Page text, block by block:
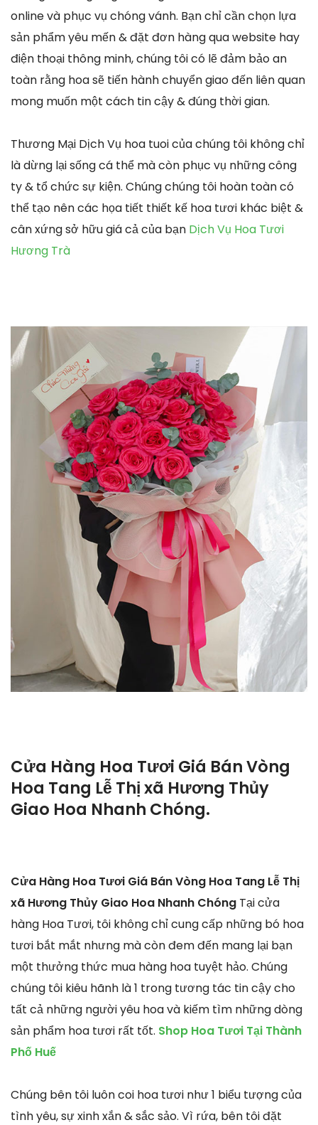
online và phục vụ chóng vánh. Bạn chỉ cần chọn lựa
sản phẩm yêu mến & đặt đơn hàng qua website hay
điện thoại thông minh, chúng tôi có lẽ đảm bảo an
toàn rằng hoa sẽ tiến hành chuyển giao đến liên quan
mong muốn một cách tin cậy & đúng thời gian.
Thương Mại Dịch Vụ hoa tuoi của chúng tôi không chỉ
là dừng lại sống cá thể mà còn phục vụ những công
ty & tổ chức sự kiện. Chúng chúng tôi hoàn toàn có
thể tạo nên các họa tiết thiết kế hoa tươi khác biệt &
cân xứng sở hữu giá cả của bạn Dịch Vụ Hoa Tươi
Hương Trà
Cửa Hàng Hoa Tươi Giá Bán Vòng
Hoa Tang Lễ Thị xã Hương Thủy
Giao Hoa Nhanh Chóng.
Cửa Hàng Hoa Tươi Giá Bán Vòng Hoa Tang Lễ Thị
xã Hương Thủy Giao Hoa Nhanh Chóng Tại cửa
hàng Hoa Tươi, tôi không chỉ cung cấp những bó hoa
tươi bắt mắt nhưng mà còn đem đến mang lại bạn
một thưởng thức mua hàng hoa tuyệt hảo. Chúng
chúng tôi kiêu hãnh là 1 trong tương tác tin cậy cho
tất cả những người yêu hoa và kiếm tìm những dòng
sản phẩm hoa tươi rất tốt. Shop Hoa Tươi Tại Thành
Phố Huế
Chúng bên tôi luôn coi hoa tươi như 1 biểu tượng của
tình yêu, sự xinh xắn & sắc sảo. Vì rứa, bên tôi đặt